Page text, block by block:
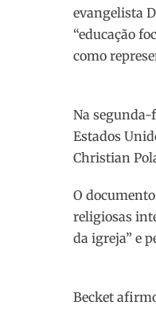
evangelista
“educação
como
Na segunda-
Estados
Christian
O
religiosas
da igreja” e
Becket